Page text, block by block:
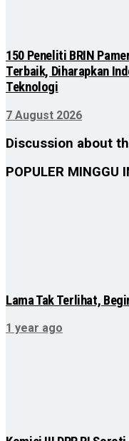
150 Peneliti BRIN
Terbaik, Diharapkan
Teknologi
7 August 2026
Discussion about
POPULER MINGGU
Lama Tak Terlihat,
1 year ago